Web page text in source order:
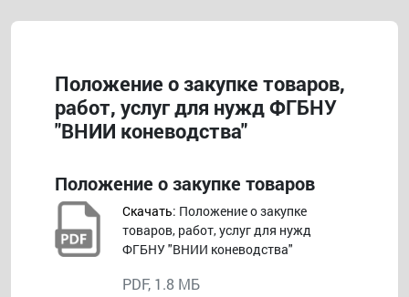
Положение о закупке товаров,
работ, услуг для нужд ФГБНУ
"ВНИИ коневодства"
Положение о закупке товаров
Скачать: Положение о закупке
товаров, работ, услуг для нужд
ФГБНУ "ВНИИ коневодства"
PDF, 1.8 МБ